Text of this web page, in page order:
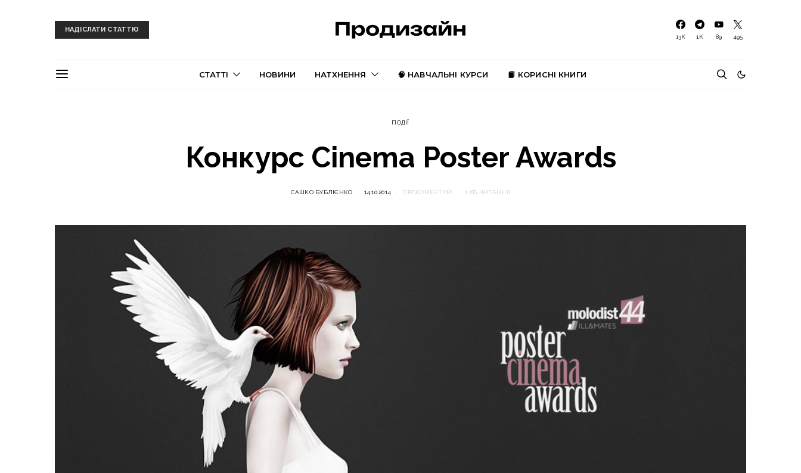
НАДІСЛАТИ СТАТТЮ
13K 1K 89 495
СТАТТІ НОВИНИ НАТХНЕННЯ 🧠 НАВЧАЛЬНІ КУРСИ 📙 КОРИСНІ КНИГИ
ПОДІЇ
Конкурс Cinema Poster Awards
САШКО БУБЛІЄНКО 14.10.2014 ПРОКОМЕНТУЙ! 1 ХВ ЧИТАННЯ